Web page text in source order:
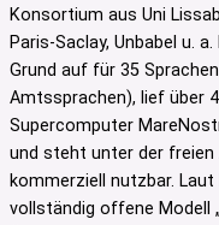
Konsortium aus Uni
Paris-Saclay, Unbabel u.
Grund auf für 35
Amtssprachen), lief über
Supercomputer
und steht unter der freien
kommerziell nutzbar.
vollständig offene Modell